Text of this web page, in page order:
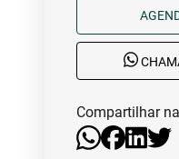
Compartilhar